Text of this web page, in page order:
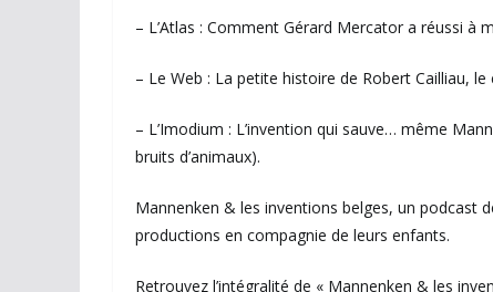
– L’Atlas : Comment Gérard Mercator a réussi à
– Le Web : La petite histoire de Robert Cailliau,
– L’Imodium : L’invention qui sauve… même
bruits d’animaux).
Mannenken & les inventions belges, un podcast
productions en compagnie de leurs enfants.
Retrouvez l’intégralité de « Mannenken & les